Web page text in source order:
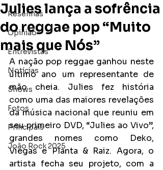
Resenhas
Opinião
Entrevistas
Notícias
Shows
Fotos
Principais
João Rock 2025
Julies lança a sofrência
do reggae pop “Muito
mais que Nós”
A nação pop reggae ganhou neste
último ano um representante de
mão cheia. Julies fez história
como uma das maiores revelações
da música nacional que reuniu em
seu primeiro DVD, “Julies ao Vivo”,
grandes nomes como Deko,
Viegas e Planta & Raiz. Agora, o
artista fecha seu projeto, com a